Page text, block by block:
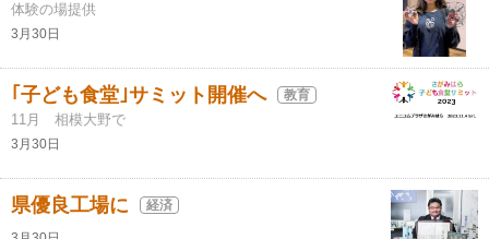
体験の場提供
3月30日
｢子ども食堂｣サミット開催へ 教育
11月 相模大野で
3月30日
県優良工場に 経済